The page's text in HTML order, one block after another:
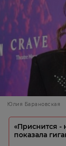
Юлия Барановская
«Приснится -
показала